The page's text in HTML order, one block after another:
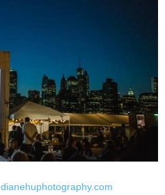
dianehuphotography.com